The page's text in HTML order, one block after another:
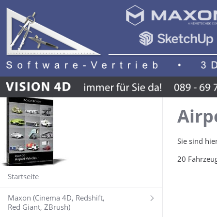
Startseite
Maxon (Cinema 4D, Redshift,
Red Giant, ZBrush)
Sie sind
20